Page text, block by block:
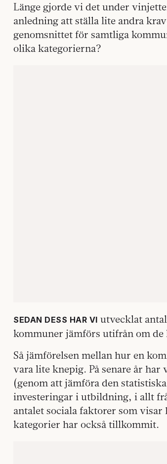
Länge gjorde vi det under
anledning att ställa lite andra
genomsnittet för samtliga
olika kategorierna?
SEDAN DESS HAR VI utvecklat
kommuner jämförs utifrån om de
Så jämförelsen mellan hur en
vara lite knepig. På senare år
(genom att jämföra den
investeringar i utbildning, i allt
antalet sociala faktorer som
kategorier har också tillkommit.